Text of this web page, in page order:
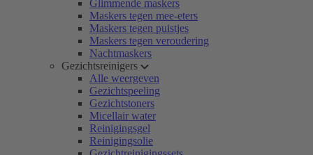
Glimmende maskers
Maskers tegen mee-eters
Maskers tegen puistjes
Maskers tegen veroudering
Nachtmaskers
Gezichtsreinigers
Alle weergeven
Gezichtspeeling
Gezichtstoners
Micellair water
Reinigingsgel
Reinigingsolie